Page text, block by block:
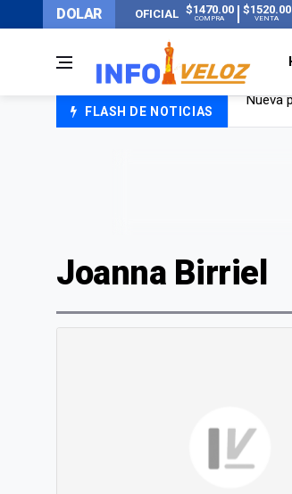
DOLAR OFICIAL $1470.00
COMPRA
$1520.00
VENTA
FLASH DE NOTICIAS
Un
Joanna Birriel